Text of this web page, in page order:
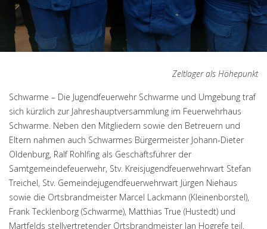
Zeltlager als Höhepunkt
Schwarme – Die Jugendfeuerwehr Schwarme und Umgebung traf
sich kürzlich zur Jahreshauptversammlung im Feuerwehrhaus
Schwarme. Neben den Mitgliedern sowie den Betreuern und
Eltern nahmen auch Schwarmes Bürgermeister Johann-Dieter
Oldenburg, Ralf Rohlfing als Geschäftsführer der
Samtgemeindefeuerwehr, Stv. Kreisjugendfeuerwehrwart Stefan
Treichel, Stv. Gemeindejugendfeuerwehrwart Jürgen Niehaus
sowie die Ortsbrandmeister Marcel Lackmann (Kleinenborstel),
Frank Tecklenborg (Schwarme), Matthias True (Hustedt) und
Martfelds stellvertretender Ortsbrandmeister Jan Hogrefe teil.